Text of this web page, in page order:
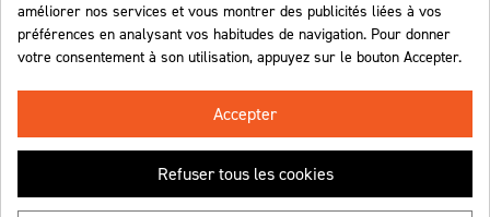
Informations
Retrouvez-nous !
améliorer nos services et vous montrer des publicités liées à vos
préférences en analysant vos habitudes de navigation. Pour donner
votre consentement à son utilisation, appuyez sur le bouton Accepter.
Accepter
Refuser tous les cookies